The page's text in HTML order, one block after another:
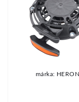
márka: HERON